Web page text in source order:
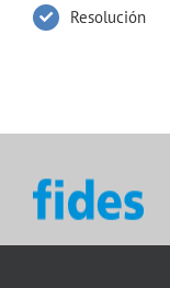
Resolución